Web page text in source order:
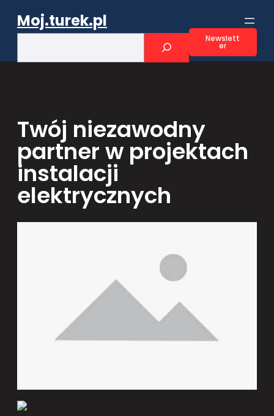
Moj.turek.pl
h
Newslett
er
Twój niezawodny
partner w projektach
instalacji
elektrycznych